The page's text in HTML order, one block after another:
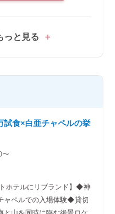
っと見る
試食×白亜チャペルの挙
ホテルにリブランド】◆神
ャペルでの入場体験◆貸切